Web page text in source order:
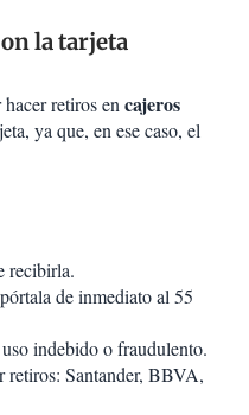
la tarjeta
retiros encajeros
ya que, en ese caso, el
recibirla.
de inmediato al 55
indebido o fraudulento.
retiros: Santander, BBVA,